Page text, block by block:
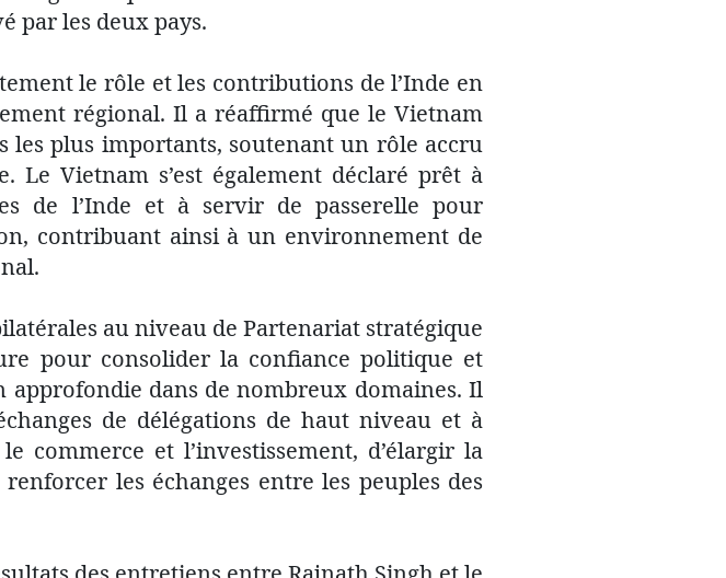
par les deux pays.
le rôle et les contributions de l’Inde en
régional. Il a réaffirmé que le Vietnam
les plus importants, soutenant un rôle accru
Vietnam s’est également déclaré prêt à
de l’Inde et à servir de passerelle pour
contribuant ainsi à un environnement de
au niveau de Partenariat stratégique
pour consolider la confiance politique et
dans de nombreux domaines. Il
de délégations de haut niveau et à
commerce et l’investissement, d’élargir la
les échanges entre les peuples des